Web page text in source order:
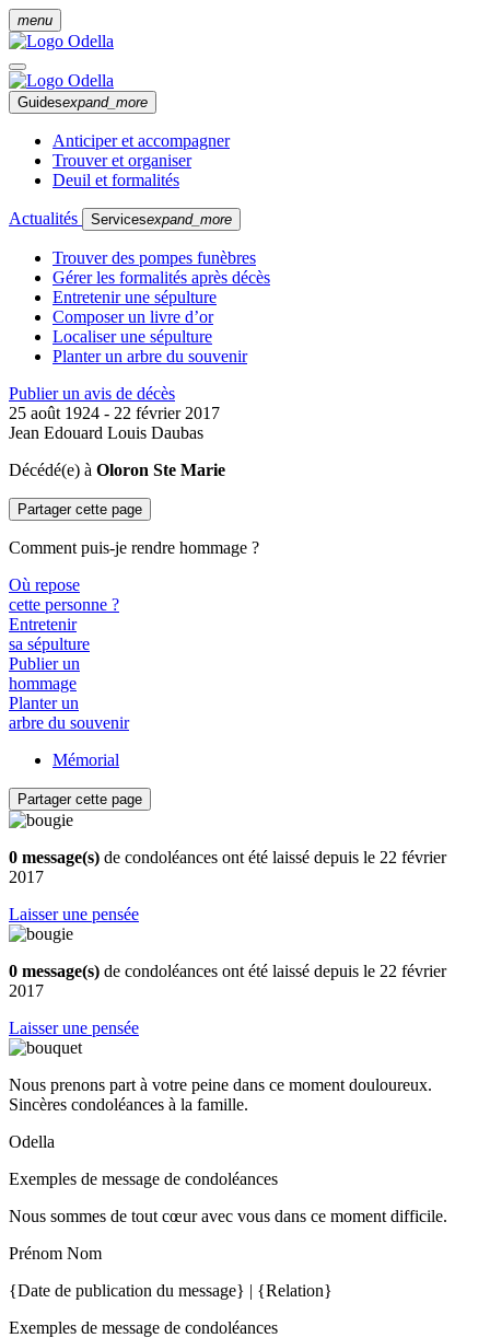
menu
Guidesexpand_more
Anticiper et accompagner
Trouver et organiser
Deuil et formalités
Actualités Servicesexpand_more
Trouver des pompes funèbres
Gérer les formalités après décès
Entretenir une sépulture
Composer un livre d’or
Localiser une sépulture
Planter un arbre du souvenir
Publier un avis de décès
25 août 1924 - 22 février 2017
Jean Edouard Louis Daubas
Décédé(e) à Oloron Ste Marie
Partager cette page
Comment puis-je rendre hommage ?
Où repose
cette personne ?
Entretenir
sa sépulture
Publier un
hommage
Planter un
arbre du souvenir
Mémorial
Partager cette page
0 message(s) de condoléances ont été laissé depuis le 22 février
2017
Laisser une pensée
0 message(s) de condoléances ont été laissé depuis le 22 février
2017
Laisser une pensée
Nous prenons part à votre peine dans ce moment douloureux.
Sincères condoléances à la famille.
Odella
Exemples de message de condoléances
Nous sommes de tout cœur avec vous dans ce moment difficile.
Prénom Nom
{Date de publication du message} | {Relation}
Exemples de message de condoléances